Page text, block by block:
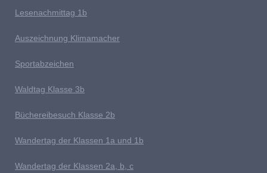
Lesenachmittag 1b
Auszeichnung Klimamacher
Sportabzeichen
Waldtag Klasse 3b
Büchereibesuch Klasse 2b
Wandertag der Klassen 1a und 1b
Wandertag der Klassen 2a, b, c